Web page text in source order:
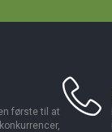
første til at